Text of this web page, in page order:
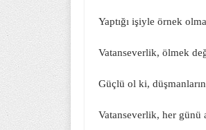
Yaptığı işiyle örnek
Vatanseverlik, ölmek
Güçlü ol ki,
Vatanseverlik, her günü